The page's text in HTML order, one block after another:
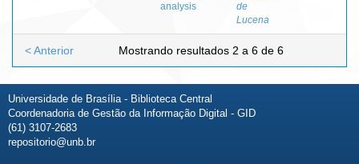
analysis
de
Lucena
Mostrando resultados 2 a 6 de 6
< Anterior
Universidade de Brasília - Biblioteca Central
Coordenadoria de Gestão da Informação Digital - GID
(61) 3107-2683
repositorio@unb.br